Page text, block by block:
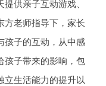
供亲子互动游戏、
方老师指导下，家长
孩子的互动，从中感
孩子带来的影响，包
立生活能力的提升以